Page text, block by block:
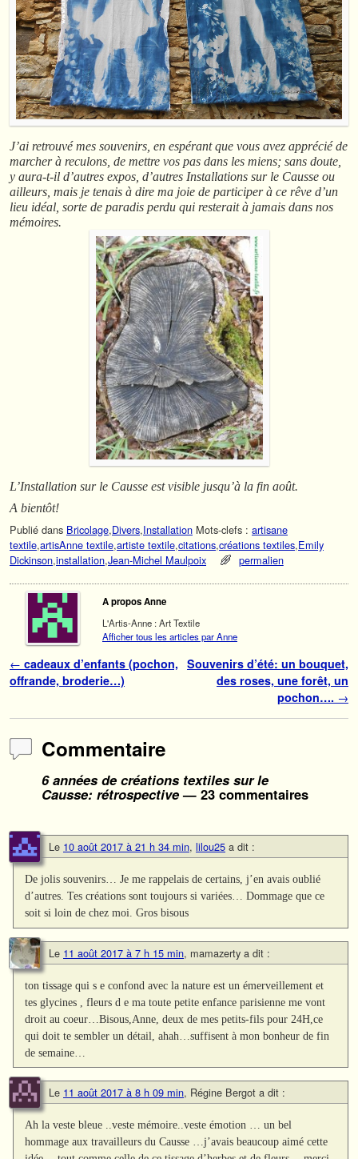
J’ai retrouvé mes souvenirs, en espérant que vous avez apprécié de
marcher à reculons, de mettre vos pas dans les miens; sans doute,
y aura-t-il d’autres expos, d’autres Installations sur le Causse ou
ailleurs, mais je tenais à dire ma joie de participer à ce rêve d’un
lieu idéal, sorte de paradis perdu qui resterait à jamais dans nos
mémoires.
L’Installation sur le Causse est visible jusqu’à la fin août.
A bientôt!
Publié dans Bricolage,Divers,Installation Mots-clefs : artisane
textile,artisAnne textile,artiste textile,citations,créations textiles,Emily
Dickinson,installation,Jean-Michel Maulpoix permalien
A propos Anne
L'Artis-Anne : Art Textile
Afficher tous les articles par Anne
Navigation des articles
← cadeaux d’enfants (pochon,
offrande, broderie…)
Souvenirs d’été: un bouquet,
des roses, une forêt, un
pochon…. →
Commentaire
6 années de créations textiles sur le
Causse: rétrospective— 23 commentaires
Le 10 août 2017 à 21 h 34 min, lilou25 a dit :
De jolis souvenirs… Je me rappelais de certains, j’en avais oublié
d’autres. Tes créations sont toujours si variées… Dommage que ce
soit si loin de chez moi. Gros bisous
Le 11 août 2017 à 7 h 15 min, mamazerty a dit :
ton tissage qui s e confond avec la nature est un émerveillement et
tes glycines , fleurs d e ma toute petite enfance parisienne me vont
droit au coeur…Bisous,Anne, deux de mes petits-fils pour 24H,ce
qui doit te sembler un détail, ahah…suffisent à mon bonheur de fin
de semaine…
Le 11 août 2017 à 8 h 09 min, Régine Bergot a dit :
Ah la veste bleue ..veste mémoire..veste émotion … un bel
hommage aux travailleurs du Causse …j’avais beaucoup aimé cette